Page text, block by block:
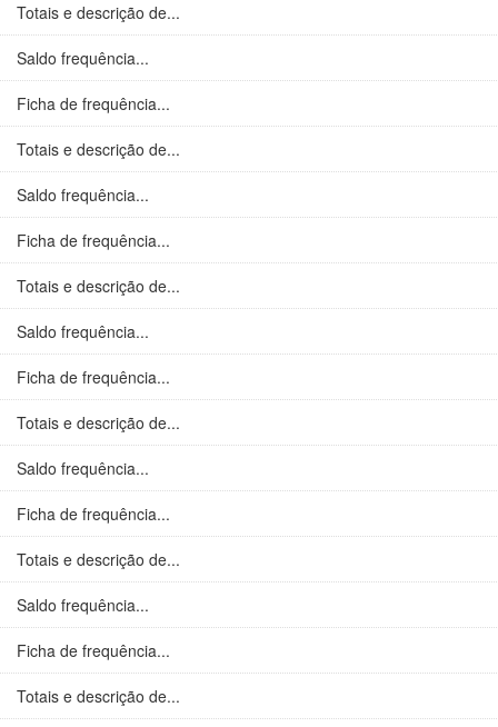
Totais e descrição de...
Saldo frequência...
Ficha de frequência...
Totais e descrição de...
Saldo frequência...
Ficha de frequência...
Totais e descrição de...
Saldo frequência...
Ficha de frequência...
Totais e descrição de...
Saldo frequência...
Ficha de frequência...
Totais e descrição de...
Saldo frequência...
Ficha de frequência...
Totais e descrição de...